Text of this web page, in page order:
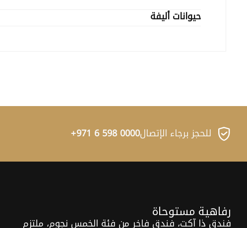
حيوانات أليفة
للحجز برجاء الإتصال0000 598 6 971+
رفاهية مستوحاة
فندق ذا آكت، فندق فاخر من فئة الخمس نجوم، ملتزم